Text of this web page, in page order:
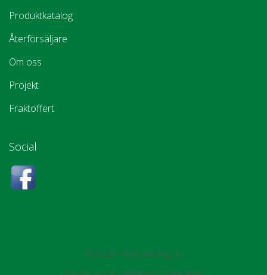
Produktkatalog
Återförsäljare
Om oss
Projekt
Fraktoffert
Social
©2026 Fårinredning.se